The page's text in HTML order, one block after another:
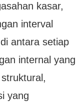
kasar,
interval
antara setiap
internal yang
yang